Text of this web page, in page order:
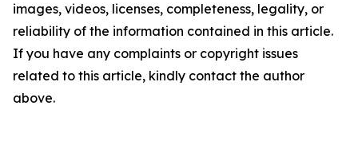
images, videos, licenses, completeness, legality, or
reliability of the information contained in this article.
If you have any complaints or copyright issues
related to this article, kindly contact the author
above.